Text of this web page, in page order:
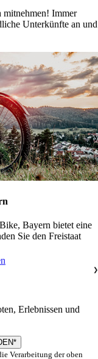
Immer
Unterkünfte an und
Bayern bietet eine
Sie den Freistaat
Erlebnissen und
Verarbeitung der oben
❯
❯